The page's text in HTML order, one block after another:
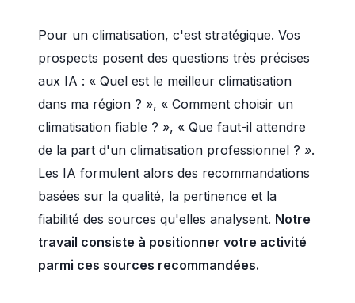
Pour un climatisation, c'est stratégique. Vos
prospects posent des questions très précises
aux IA : « Quel est le meilleur climatisation
dans ma région ? », « Comment choisir un
climatisation fiable ? », « Que faut-il attendre
de la part d'un climatisation professionnel ? ».
Les IA formulent alors des recommandations
basées sur la qualité, la pertinence et la
fiabilité des sources qu'elles analysent. Notre
travail consiste à positionner votre activité
parmi ces sources recommandées.